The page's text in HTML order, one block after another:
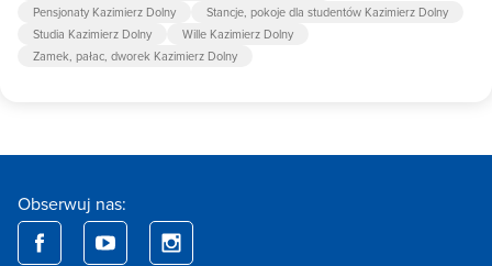
Pensjonaty Kazimierz Dolny
Stancje, pokoje dla studentów Kazimierz Dolny
Studia Kazimierz Dolny
Wille Kazimierz Dolny
Zamek, pałac, dworek Kazimierz Dolny
Obserwuj nas: